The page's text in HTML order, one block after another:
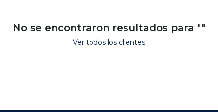
No se encontraron resultados para ""
Ver todos los clientes